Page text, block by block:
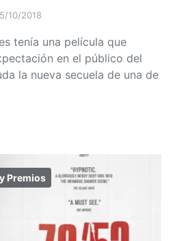
10/2018
tenía una película que
en el público del
la nueva secuela de una de
Premios